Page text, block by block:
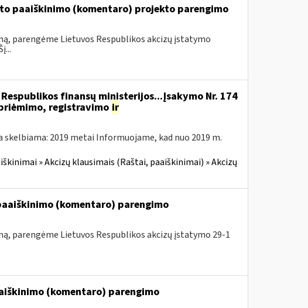
paaiškinimo (komentaro) projekto parengimo
parengėme Lietuvos Respublikos akcizų įstatymo
finansų ministerijos...Įsakymo Nr. 174
registravimo ir
skelbiama: 2019 metai Informuojame, kad nuo 2019 m.
» Akcizų klausimais (Raštai, paaiškinimai) » Akcizų
(komentaro) parengimo
parengėme Lietuvos Respublikos akcizų įstatymo 29-1
(komentaro) parengimo